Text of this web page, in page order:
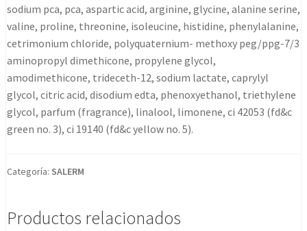
sodium pca, pca, aspartic acid, arginine, glycine, alanine serine,
valine, proline, threonine, isoleucine, histidine, phenylalanine,
cetrimonium chloride, polyquaternium- methoxy peg/ppg-7/3
aminopropyl dimethicone, propylene glycol,
amodimethicone, trideceth-12, sodium lactate, caprylyl
glycol, citric acid, disodium edta, phenoxyethanol, triethylene
glycol, parfum (fragrance), linalool, limonene, ci 42053 (fd&c
green no. 3), ci 19140 (fd&c yellow no. 5).
Categoría: SALERM
Productos relacionados